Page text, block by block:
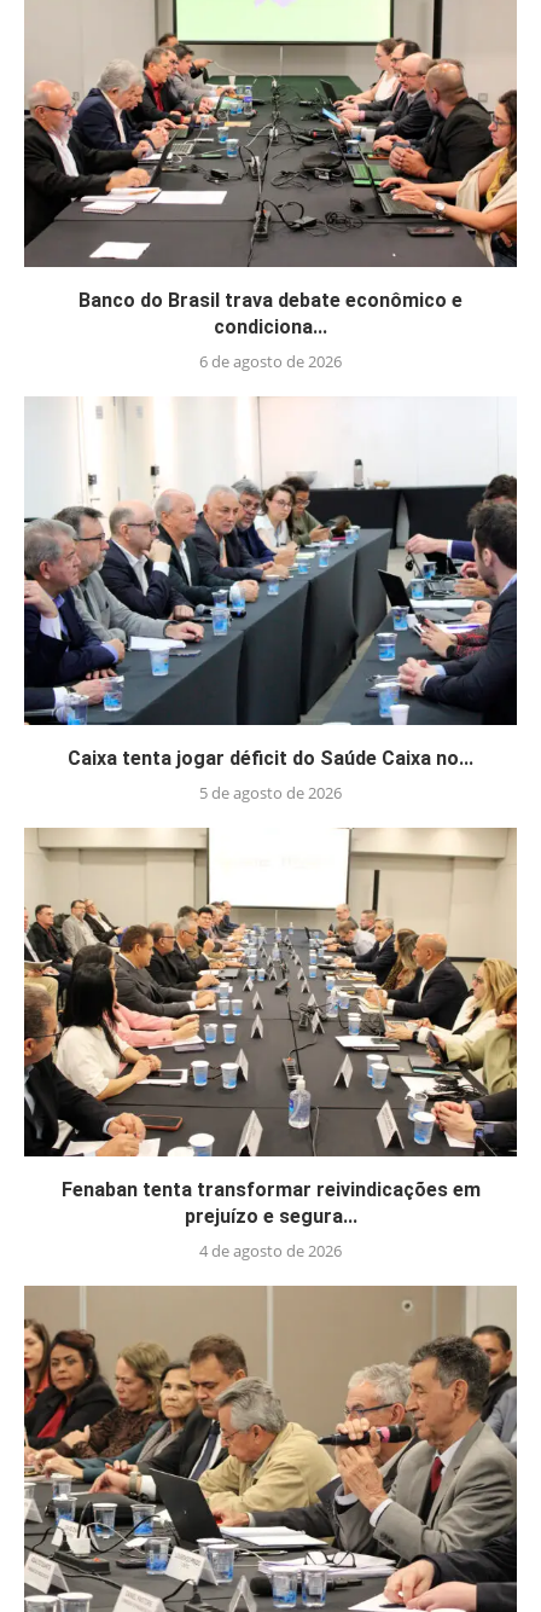
Banco do Brasil trava debate econômico e
condiciona...
6 de agosto de 2026
Caixa tenta jogar déficit do Saúde Caixa no...
5 de agosto de 2026
Fenaban tenta transformar reivindicações em
prejuízo e segura...
4 de agosto de 2026